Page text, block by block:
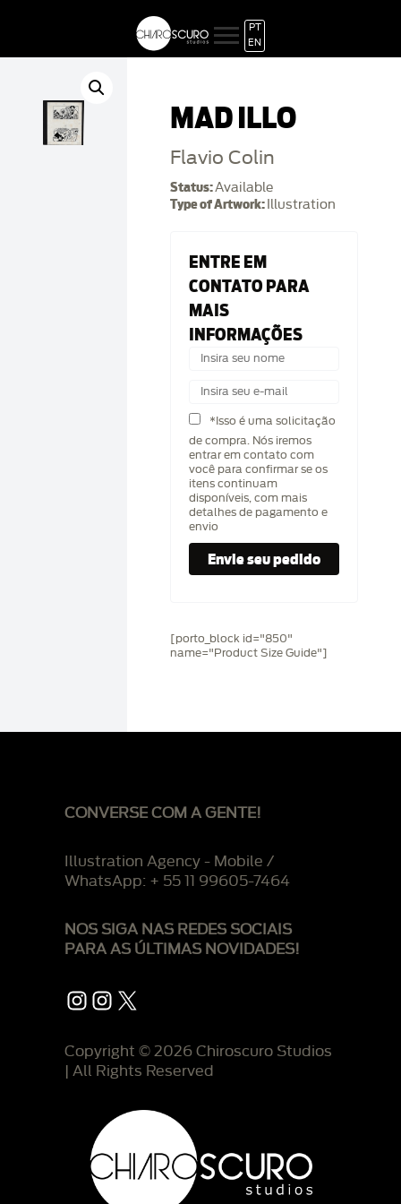
PT
EN
MAD ILLO
Flavio Colin
Status:Available
Type of Artwork: Illustration
ENTRE EM
CONTATO PARA
MAIS
INFORMAÇÕES
*Isso é uma solicitação
de compra. Nós iremos
entrar em contato com
você para confirmar se os
itens continuam
disponíveis, com mais
detalhes de pagamento e
envio
[porto_block id="850"
name="Product Size Guide"]
CONVERSE COM A GENTE!
Illustration Agency - Mobile /
WhatsApp: + 55 11 99605-7464
NOS SIGA NAS REDES SOCIAIS
PARA AS ÚLTIMAS NOVIDADES!
Instagram
Instagram
X
Copyright © 2026 Chiroscuro Studios
| All Rights Reserved